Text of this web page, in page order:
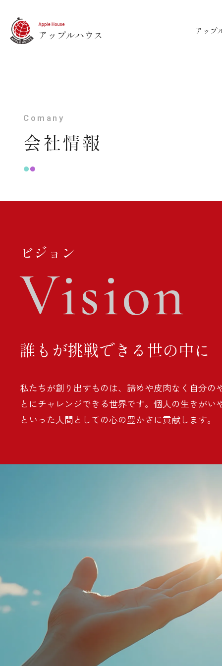
アップ
Comany
会社情報
ビジョン
Vision
誰もが挑戦できる世の中に
私たちが創り出すものは、諦めや皮肉なく自分の
とにチャレンジできる世界です。個人の生きがい
といった人間としての心の豊かさに貢献します。